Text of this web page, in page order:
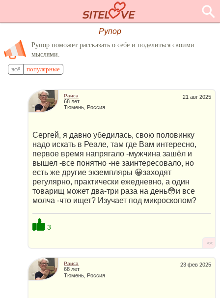
Рупор
Рупор поможет рассказать о себе и поделиться своими
мыслями.
всё популярные
21 авг 2025
Раиса
68 лет
Тюмень, Россия
Сергей, я давно убедилась, свою половинку
надо искать в Реале, там где Вам интересно,
первое время напрягало -мужчина зашёл и
вышел -все понятно -не заинтересовало, но
есть же другие экземпляры 😀заходят
регулярно, практически ежедневно, а один
товарищ может два-три раза на день😳и все
молча -что ищет? Изучает под микроскопом?
3
|<<
23 фев 2025
Раиса
68 лет
Тюмень, Россия